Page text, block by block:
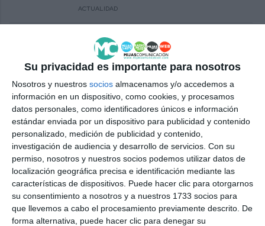
Su privacidad es importante para nosotros
Nosotros y nuestros socios almacenamos y/o accedemos a
información en un dispositivo, como cookies, y procesamos
datos personales, como identificadores únicos e información
estándar enviada por un dispositivo para publicidad y contenido
personalizado, medición de publicidad y contenido,
investigación de audiencia y desarrollo de servicios. Con su
permiso, nosotros y nuestros socios podemos utilizar datos de
localización geográfica precisa e identificación mediante las
características de dispositivos. Puede hacer clic para otorgarnos
su consentimiento a nosotros y a nuestros 1733 socios para
que llevemos a cabo el procesamiento previamente descrito. De
forma alternativa, puede hacer clic para denegar su
ACTUALIDAD
La asociación Amigos de Mijas
dona 1.000 euros a Adimi
ACTUALIDAD
El belén solidario del hotel TRH
entrega su cheque a AFA Mijas
ACTUALIDAD
Adimi recibe un cheque de 2.200
euros del Centro Comercial
Miramar
ACTUALIDAD